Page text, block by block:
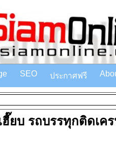
SEO ประกาศฟรี
ฮี๊ยบ รถบรรทุกติดเค